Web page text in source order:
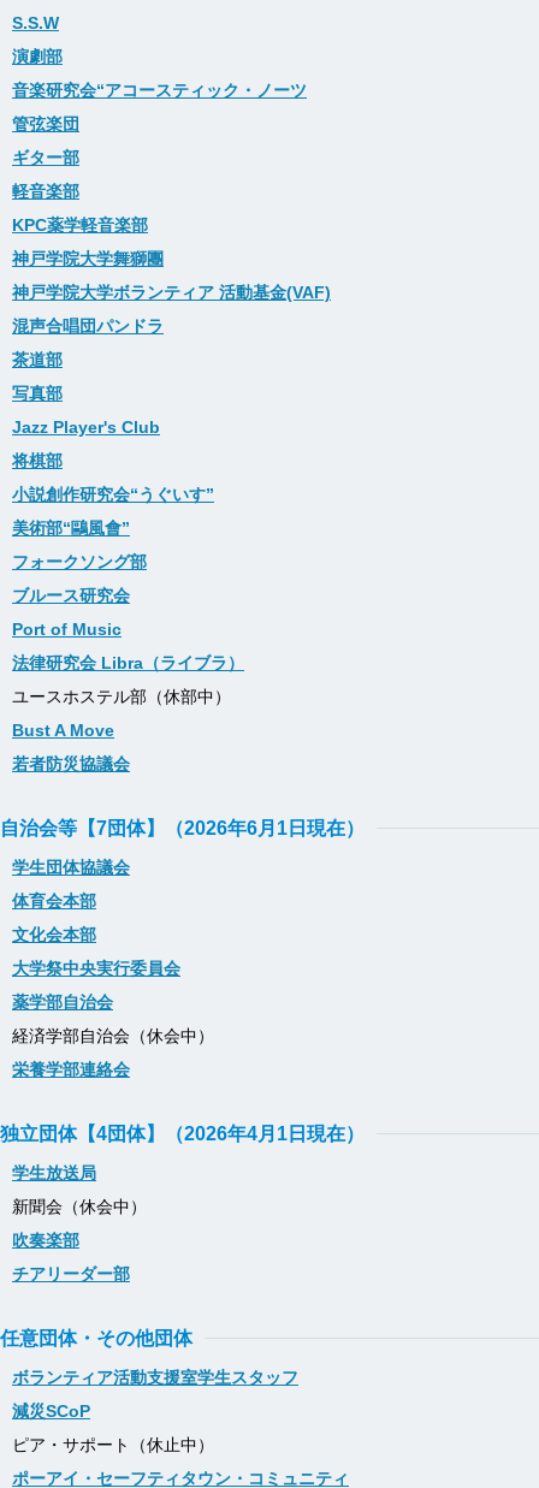
S.S.W
演劇部
音楽研究会“アコースティック・ノーツ
管弦楽団
ギター部
軽音楽部
KPC薬学軽音楽部
神戸学院大学舞獅團
神戸学院大学ボランティア 活動基金(VAF)
混声合唱団パンドラ
茶道部
写真部
Jazz Player's Club
将棋部
小説創作研究会“うぐいす”
美術部“鷗風會”
フォークソング部
ブルース研究会
Port of Music
法律研究会 Libra（ライブラ）
ユースホステル部（休部中）
Bust A Move
若者防災協議会
自治会等【7団体】（2026年6月1日現在）
学生団体協議会
体育会本部
文化会本部
大学祭中央実行委員会
薬学部自治会
経済学部自治会（休会中）
栄養学部連絡会
独立団体【4団体】（2026年4月1日現在）
学生放送局
新聞会（休会中）
吹奏楽部
チアリーダー部
任意団体・その他団体
ボランティア活動支援室学生スタッフ
減災SCoP
ピア・サポート（休止中）
ポーアイ・セーフティタウン・コミュニティ